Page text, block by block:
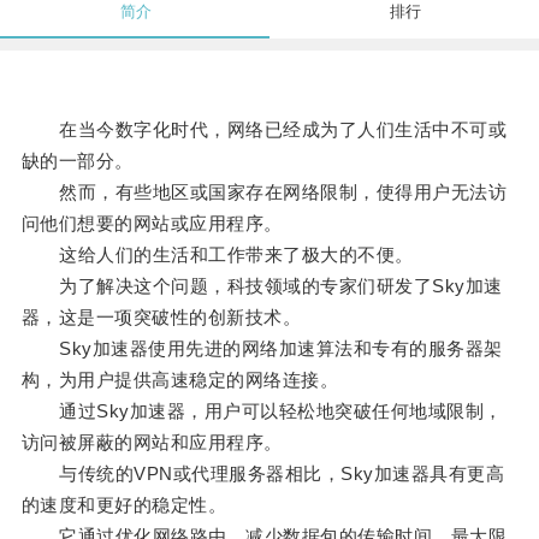
简介 排行
在当今数字化时代，网络已经成为了人们生活中不可或
缺的一部分。
然而，有些地区或国家存在网络限制，使得用户无法访
问他们想要的网站或应用程序。
这给人们的生活和工作带来了极大的不便。
为了解决这个问题，科技领域的专家们研发了Sky加速
器，这是一项突破性的创新技术。
Sky加速器使用先进的网络加速算法和专有的服务器架
构，为用户提供高速稳定的网络连接。
通过Sky加速器，用户可以轻松地突破任何地域限制，
访问被屏蔽的网站和应用程序。
与传统的VPN或代理服务器相比，Sky加速器具有更高
的速度和更好的稳定性。